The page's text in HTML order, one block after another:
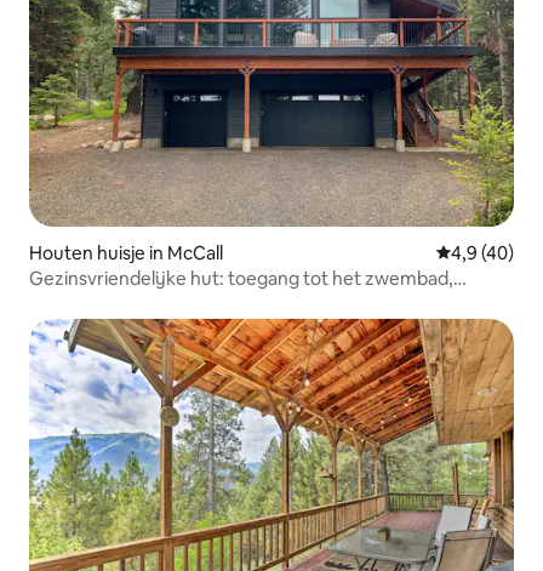
Houten huisje in McCall Gemiddelde
4,9 (40)
Gezinsvriendelijke hut: toegang tot het zwembad,